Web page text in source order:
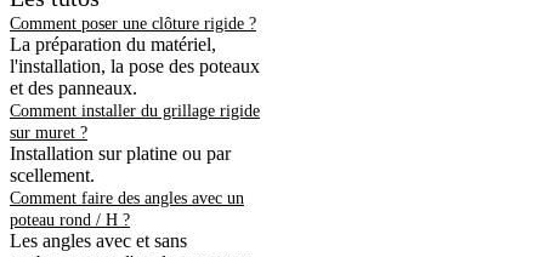
Comment poser une clôture rigide ?
La préparation du matériel,
l'installation, la pose des poteaux
et des panneaux.
Comment installer du grillage rigide
sur muret ?
Installation sur platine ou par
scellement.
Comment faire des angles avec un
poteau rond / H ?
Les angles avec et sans